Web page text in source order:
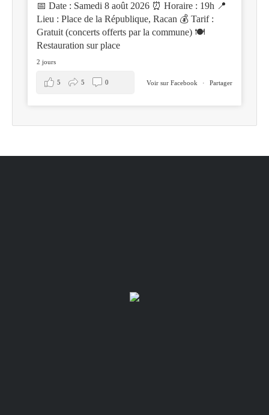
📅 Date : Samedi 8 août 2026 ⏰ Horaire : 19h 📍
Lieu : Place de la République, Racan 💰 Tarif :
Gratuit (concerts offerts par la commune) 🍽️
Restauration sur place
2 jours
Voir sur Facebook · Partager
5 5 0